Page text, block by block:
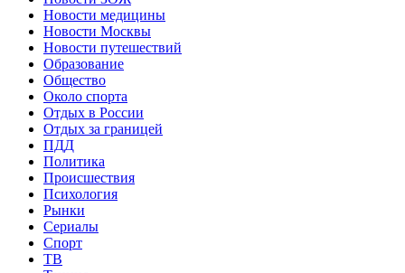
Новости медицины
Новости Москвы
Новости путешествий
Образование
Общество
Около спорта
Отдых в России
Отдых за границей
ПДД
Политика
Происшествия
Психология
Рынки
Сериалы
Спорт
ТВ